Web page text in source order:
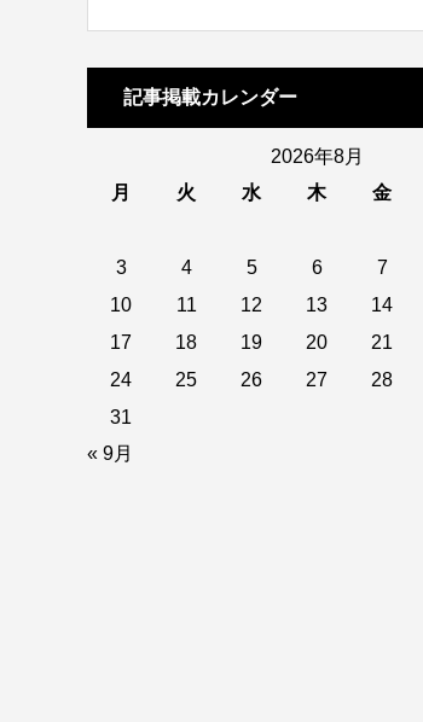
記事掲載カレンダー
2026年8月
月
火 水 木 金
3
4 5 6 7
10
11 12 13 14
17
18 19 20 21
24
25 26 27 28
31
« 9月